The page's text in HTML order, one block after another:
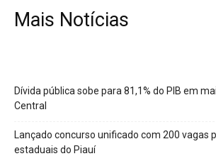
Mais Notícias
Dívida pública sobe para 81,1% do PIB em
Central
Lançado concurso unificado com 200 vagas
estaduais do Piauí